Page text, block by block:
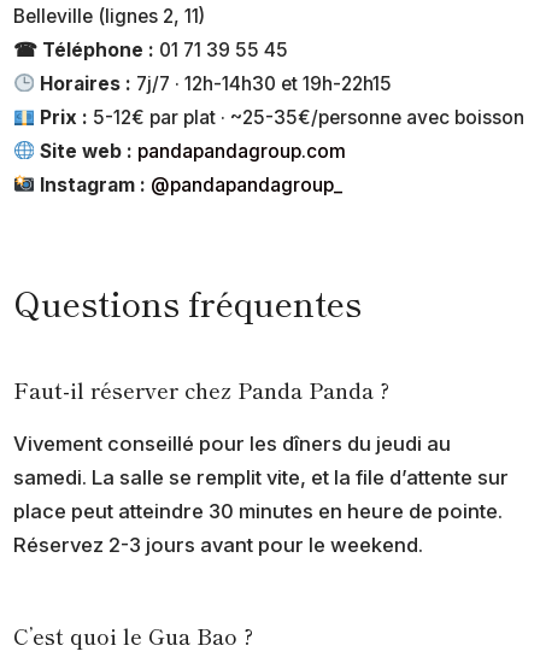
Belleville (lignes 2, 11)
☎ Téléphone : 01 71 39 55 45
Horaires : 7j/7 · 12h-14h30 et 19h-22h15
Prix : 5-12€ par plat · ~25-35€/personne avec boisson
Site web : pandapandagroup.com
Instagram : @pandapandagroup_
Questions fréquentes
Faut-il réserver chez Panda Panda ?
Vivement conseillé pour les dîners du jeudi au
samedi. La salle se remplit vite, et la file d’attente sur
place peut atteindre 30 minutes en heure de pointe.
Réservez 2-3 jours avant pour le weekend.
C’est quoi le Gua Bao ?